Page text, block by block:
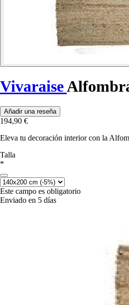
Vivaraise
Añadir una reseña
194,90 €
Eleva tu decoración interior con la
Talla
*
Este campo es obligatorio
Enviado en 5 días